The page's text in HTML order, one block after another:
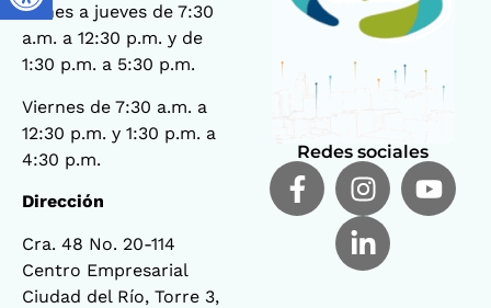
Lunes a jueves de 7:30
a.m. a 12:30 p.m. y de
1:30 p.m. a 5:30 p.m.
Viernes de 7:30 a.m. a
12:30 p.m. y 1:30 p.m. a
4:30 p.m.
Dirección
Cra. 48 No. 20-114
Centro Empresarial
Ciudad del Río, Torre 3,
Redes sociales